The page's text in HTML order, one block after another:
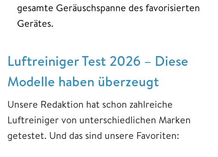
gesamte Geräuschspanne des favorisierten
Gerätes.
Luftreiniger Test 2026 – Diese
Modelle haben überzeugt
Unsere Redaktion hat schon zahlreiche
Luftreiniger von unterschiedlichen Marken
getestet. Und das sind unsere Favoriten: